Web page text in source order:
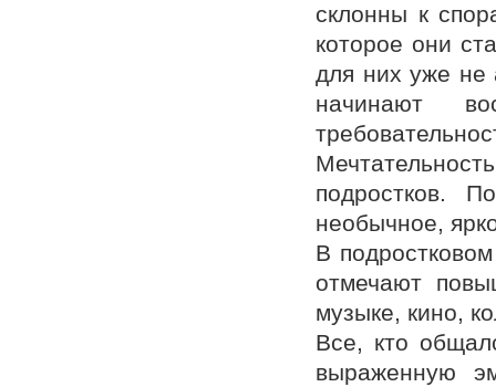
склонны к
которое они
для них уже не
начинают
подростков.
необычное,
В
отмечают
музыке, кино,
Все, кто
выраженную